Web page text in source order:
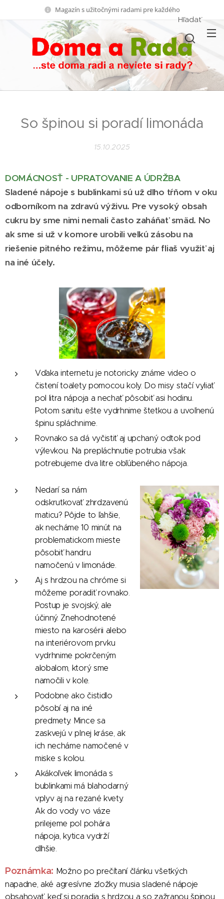
Magazín s užitočnými radami pre každého
Hľadať
So špinou si poradí limonáda
15.10.2025
DOMÁCNOSŤ - UPRATOVANIE A ÚDRŽBA
Sladené nápoje s bublinkami sú už dlho tŕňom v oku
odborníkom na zdravú výživu. Pre vysoký obsah
cukru by sme nimi nemali často zaháňať smäd. No
ak sme si už v komore urobili veľkú zásobu na
riešenie pitného režimu, môžeme pár fliaš využiť aj
na iné účely.
Vďaka internetu je notoricky známe video o
čistení toalety pomocou koly. Do misy stačí vyliať
pol litra nápoja a nechať pôsobiť asi hodinu.
Potom sanitu ešte vydrhnime štetkou a uvoľnenú
špinu spláchnime.
Rovnako sa dá vyčistiť aj upchaný odtok pod
výlevkou. Na prepláchnutie potrubia však
potrebujeme dva litre obľúbeného nápoja.
Nedarí sa nám
odskrutkovať zhrdzavenú
maticu? Pôjde to ľahšie,
ak necháme 10 minút na
problematickom mieste
pôsobiť handru
namočenú v limonáde.
Aj s hrdzou na chróme si
môžeme poradiť rovnako.
Postup je svojský, ale
účinný. Znehodnotené
miesto na karosérii alebo
na interiérovom prvku
vydrhnime pokrčeným
alobalom, ktorý sme
namočili v kole.
Podobne ako čistidlo
pôsobí aj na iné
predmety. Mince sa
zaskvejú v plnej kráse, ak
ich necháme namočené v
miske s kolou.
Akákoľvek limonáda s
bublinkami má blahodarný
vplyv aj na rezané kvety.
Ak do vody vo váze
prilejeme pol pohára
nápoja, kytica vydrží
dlhšie.
Poznámka: Možno po prečítaní článku všetkých
napadne, aké agresívne zložky musia sladené nápoje
obsahovať, keď si poradia s hrdzou a so zažranou špinou.